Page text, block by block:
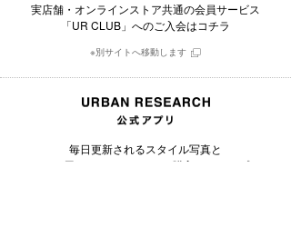
実店舗・オンラインストア共通の会員サービス
「UR CLUB」へのご入会はコチラ
※別サイトへ移動します
毎日更新されるスタイル写真と
そこで用いられたアイテムを購入できるアプリ